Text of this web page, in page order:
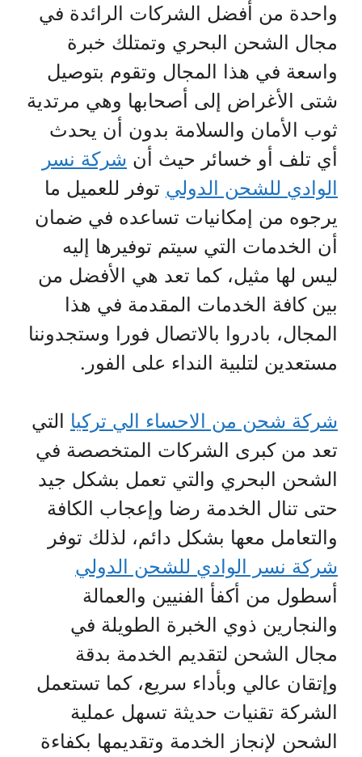
واحدة من أفضل الشركات الرائدة في
مجال الشحن البحري وتمتلك خبرة
واسعة في هذا المجال وتقوم بتوصيل
شتى الأغراض إلى أصحابها وهي مرتدية
ثوب الأمان والسلامة بدون أن يحدث
أي تلف أو خسائر حيث أن شركة نسر
الوادي للشحن الدولي توفر للعميل ما
يرجوه من إمكانيات تساعده في ضمان
أن الخدمات التي سيتم توفيرها إليه
ليس لها مثيل، كما تعد هي الأفضل من
بين كافة الخدمات المقدمة في هذا
المجال، بادروا بالاتصال فورا وستجدوننا
مستعدين لتلبية النداء على الفور.
شركة شحن من الاحساء الي تركيا التي
تعد من كبرى الشركات المتخصصة في
الشحن البحري والتي تعمل بشكل جيد
حتى تنال الخدمة رضا وإعجاب الكافة
والتعامل معها بشكل دائم، لذلك توفر
شركة نسر الوادي للشحن الدولي
أسطول من أكفأ الفنيين والعمالة
والنجارين ذوي الخبرة الطويلة في
مجال الشحن لتقديم الخدمة بدقة
وإتقان عالي وبأداء سريع، كما تستعمل
الشركة تقنيات حديثة تسهل عملية
الشحن لإنجاز الخدمة وتقديمها بكفاءة